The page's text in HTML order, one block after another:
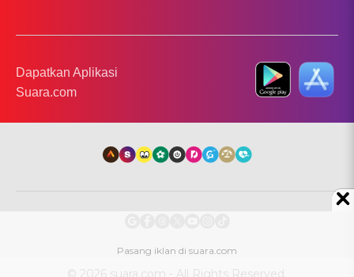
Dapatkan Aplikasi
Suara.com
© 2026 suara.com - All Rights Reserved.